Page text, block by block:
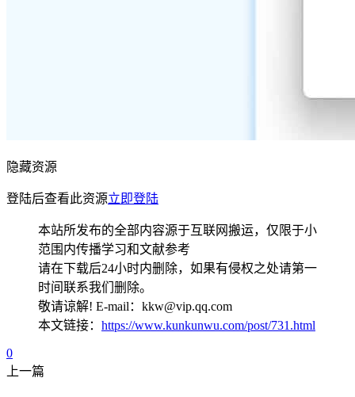
隐藏资源
登陆后查看此资源立即登陆
本站所发布的全部内容源于互联网搬运，仅限于小
范围内传播学习和文献参考
请在下载后24小时内删除，如果有侵权之处请第一
时间联系我们删除。
敬请谅解! E-mail：kkw@vip.qq.com
本文链接： https://www.kunkunwu.com/post/731.html
0
上一篇